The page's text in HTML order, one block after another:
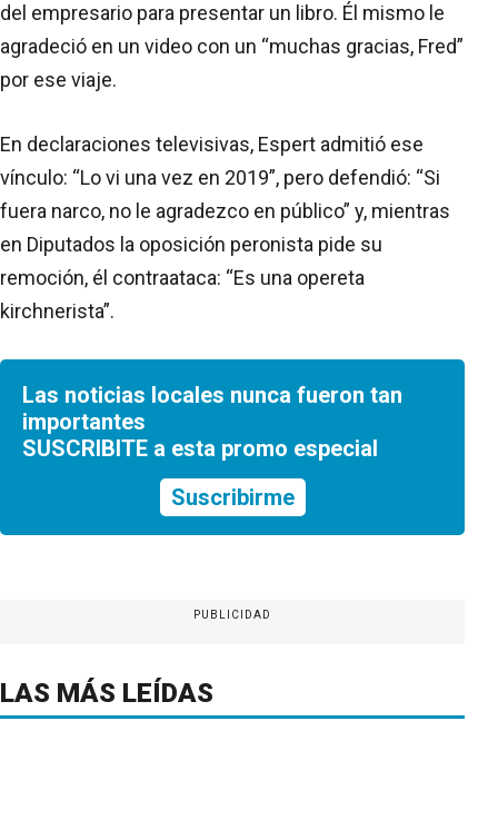
del empresario para presentar un libro. Él mismo le
agradeció en un video con un “muchas gracias, Fred”
por ese viaje.
En declaraciones televisivas, Espert admitió ese
vínculo: “Lo vi una vez en 2019”, pero defendió: “Si
fuera narco, no le agradezco en público” y, mientras
en Diputados la oposición peronista pide su
remoción, él contraataca: “Es una opereta
kirchnerista”.
Las noticias locales nunca fueron tan
importantes
SUSCRIBITE a esta promo especial
Suscribirme
PUBLICIDAD
LAS MÁS LEÍDAS